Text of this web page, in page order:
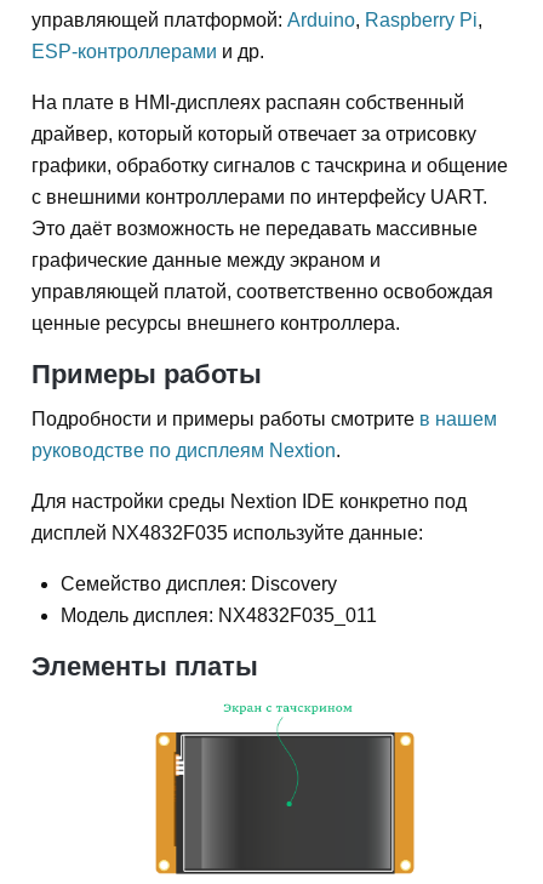
управляющей платформой: Arduino, Raspberry Pi,
ESP-контроллерами и др.
На плате в HMI-дисплеях распаян собственный
драйвер, который который отвечает за отрисовку
графики, обработку сигналов с тачскрина и общение
с внешними контроллерами по интерфейсу UART.
Это даёт возможность не передавать массивные
графические данные между экраном и
управляющей платой, соответственно освобождая
ценные ресурсы внешнего контроллера.
Примеры работы
Подробности и примеры работы смотрите в нашем
руководстве по дисплеям Nextion.
Для настройки среды Nextion IDE конкретно под
дисплей NX4832F035 используйте данные:
Семейство дисплея: Discovery
Модель дисплея: NX4832F035_011
Элементы платы